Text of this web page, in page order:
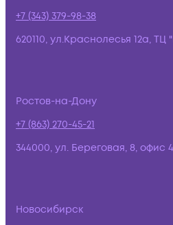
+7 (343) 379-98-38
620110, ул.Краснолесья 12а,
Ростов-на-Дону
+7 (863) 270-45-21
344000, ул. Береговая, 8, офис
Новосибирск